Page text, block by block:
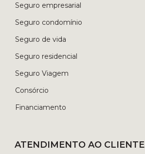
Seguro empresarial
Seguro condomínio
Seguro de vida
Seguro residencial
Seguro Viagem
Consórcio
Financiamento
ATENDIMENTO AO CLIENTE